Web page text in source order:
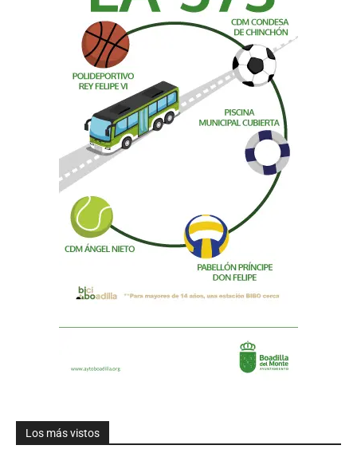
Los más vistos